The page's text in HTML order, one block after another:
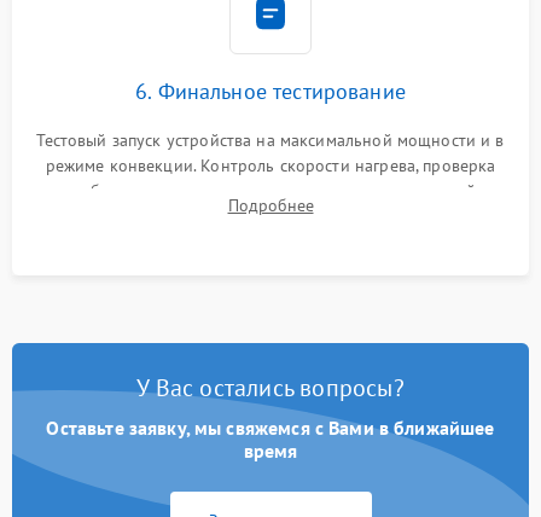
6. Финальное тестирование
Тестовый запуск устройства на максимальной мощности и в
режиме конвекции. Контроль скорости нагрева, проверка
срабатывания термостата при достижении заданной
температуры и тест на отсутствие утечек тока.
Подробнее
У Вас остались вопросы?
Оставьте заявку, мы свяжемся с Вами в ближайшее
время